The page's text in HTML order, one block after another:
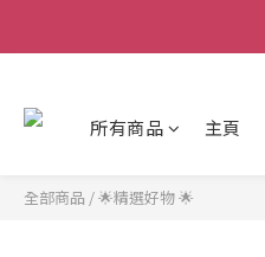
所有商品 主頁
全部商品 /🌟精選好物 🌟